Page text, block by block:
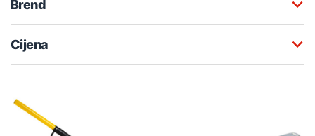
Brend
Cijena